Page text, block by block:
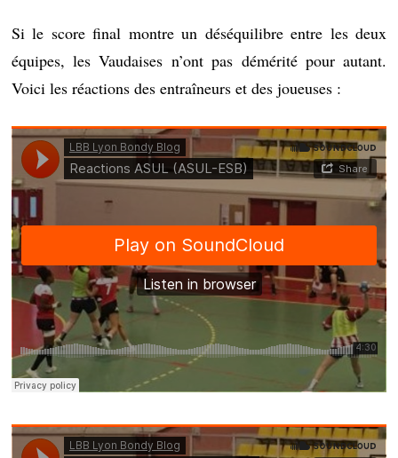
Si le score final montre un déséquilibre entre les deux
équipes, les Vaudaises n’ont pas démérité pour autant.
Voici les réactions des entraîneurs et des joueuses :